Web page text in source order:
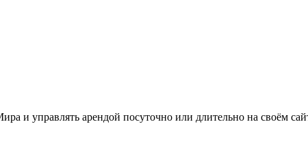
и управлять арендой посуточно или длительно на своём